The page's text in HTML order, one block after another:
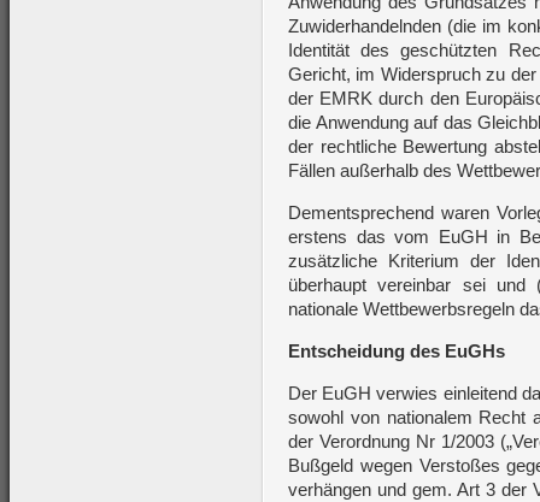
Zuwiderhandelnden (die im
Identität des geschützten
Gericht, im Widerspruch zu
der EMRK durch den
die Anwendung auf das
der rechtliche Bewertung
Fällen außerhalb des
Dementsprechend waren
erstens das vom EuGH in
zusätzliche Kriterium der
überhaupt vereinbar sei und
nationale Wettbewerbsregeln
Entscheidung des EuGHs
Der EuGH verwies einleitend
sowohl von nationalem Recht
der Verordnung Nr 1/2003
Bußgeld wegen Verstoßes
verhängen und gem. Art 3 der